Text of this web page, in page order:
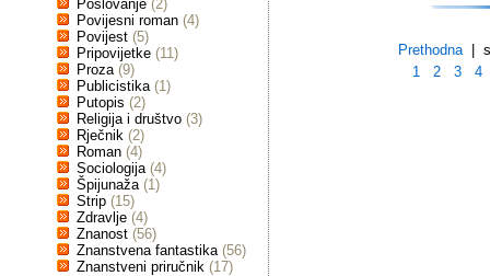
Poslovanje (2)
Povijesni roman (4)
Povijest (5)
Pripovijetke (11)
Proza (9)
Publicistika (1)
Putopis (2)
Religija i društvo (3)
Rječnik (2)
Roman (4)
Sociologija (4)
Špijunaža (1)
Strip (15)
Zdravlje (4)
Znanost (56)
Znanstvena fantastika (56)
Znanstveni priručnik (17)
Prethodna|
1
2 3 4